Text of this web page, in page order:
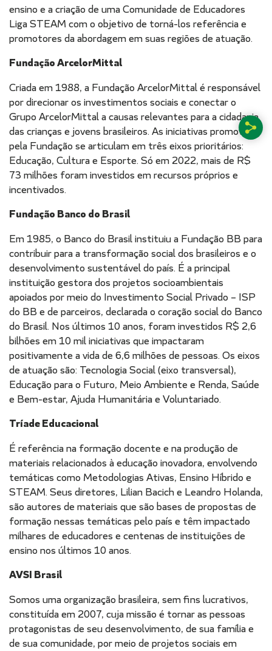
ensino e a criação de uma Comunidade de Educadores
Liga STEAM com o objetivo de torná-los referência e
promotores da abordagem em suas regiões de atuação.
Fundação ArcelorMittal
Criada em 1988, a Fundação ArcelorMittal é responsável
por direcionar os investimentos sociais e conectar o
Grupo ArcelorMittal a causas relevantes para a cidadania
das crianças e jovens brasileiros. As iniciativas promovidas
pela Fundação se articulam em três eixos prioritários:
Educação, Cultura e Esporte. Só em 2022, mais de R$
73 milhões foram investidos em recursos próprios e
incentivados.
Fundação Banco do Brasil
Em 1985, o Banco do Brasil instituiu a Fundação BB para
contribuir para a transformação social dos brasileiros e o
desenvolvimento sustentável do país. É a principal
instituição gestora dos projetos socioambientais
apoiados por meio do Investimento Social Privado – ISP
do BB e de parceiros, declarada o coração social do Banco
do Brasil. Nos últimos 10 anos, foram investidos R$ 2,6
bilhões em 10 mil iniciativas que impactaram
positivamente a vida de 6,6 milhões de pessoas. Os eixos
de atuação são: Tecnologia Social (eixo transversal),
Educação para o Futuro, Meio Ambiente e Renda, Saúde
e Bem-estar, Ajuda Humanitária e Voluntariado.
Tríade Educacional
É referência na formação docente e na produção de
materiais relacionados à educação inovadora, envolvendo
temáticas como Metodologias Ativas, Ensino Híbrido e
STEAM. Seus diretores, Lilian Bacich e Leandro Holanda,
são autores de materiais que são bases de propostas de
formação nessas temáticas pelo país e têm impactado
milhares de educadores e centenas de instituições de
ensino nos últimos 10 anos.
AVSI Brasil
Somos uma organização brasileira, sem fins lucrativos,
constituída em 2007, cuja missão é tornar as pessoas
protagonistas de seu desenvolvimento, de sua família e
de sua comunidade, por meio de projetos sociais em